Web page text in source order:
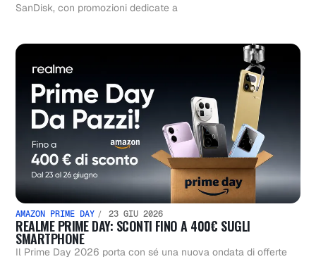
SanDisk, con promozioni dedicate a
AMAZON PRIME DAY 23 GIU 2026
REALME PRIME DAY: SCONTI FINO A 400€ SUGLI
SMARTPHONE
Il Prime Day 2026 porta con sé una nuova ondata di offerte